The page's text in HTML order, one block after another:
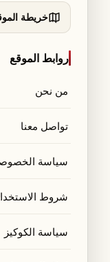
خريطة
روابط الموقع
من نحن
تواصل معنا
سياسة
شروط
سياسة الكوكيز